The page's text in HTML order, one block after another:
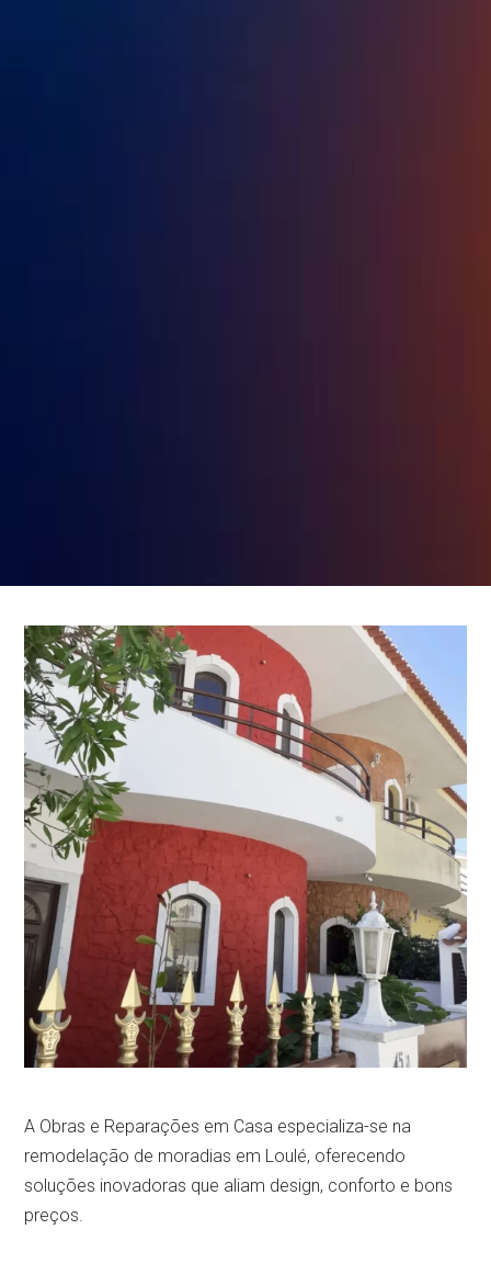
A Obras e Reparações em Casa especializa-se na
remodelação de moradias em Loulé, oferecendo
soluções inovadoras que aliam design, conforto e bons
preços.